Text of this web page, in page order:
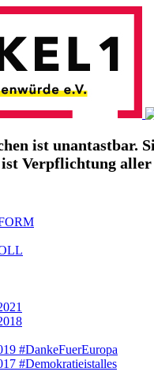
ist unantastbar.
ist Verpflichtung
#DankeFuerEuropa
#Demokratieistalles